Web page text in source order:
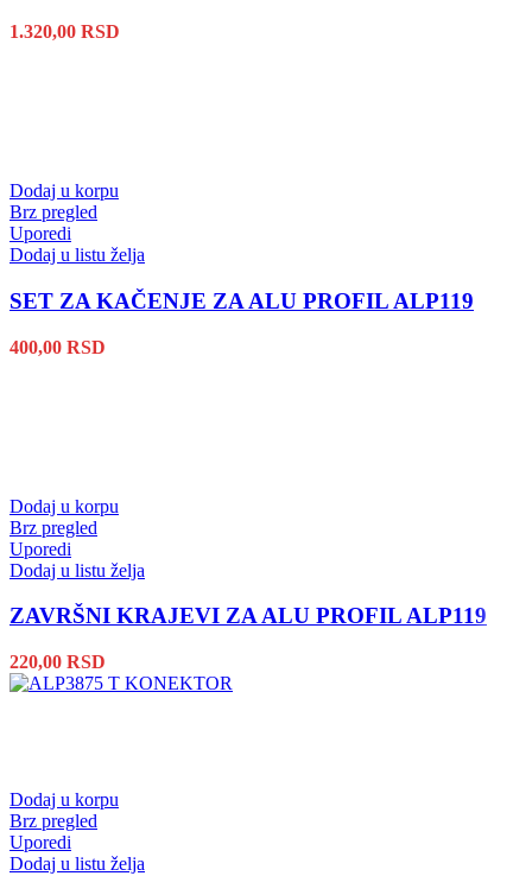
1.320,00 RSD
Dodaj u korpu
Brz pregled
Uporedi
Dodaj u listu želja
SET ZA KAČENJE ZA ALU PROFIL ALP119
400,00 RSD
Dodaj u korpu
Brz pregled
Uporedi
Dodaj u listu želja
ZAVRŠNI KRAJEVI ZA ALU PROFIL ALP119
220,00 RSD
Dodaj u korpu
Brz pregled
Uporedi
Dodaj u listu želja